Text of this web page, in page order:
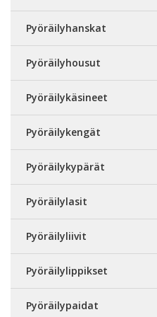
Pyöräilyhanskat
Pyöräilyhousut
Pyöräilykäsineet
Pyöräilykengät
Pyöräilykypärät
Pyöräilylasit
Pyöräilyliivit
Pyöräilylippikset
Pyöräilypaidat